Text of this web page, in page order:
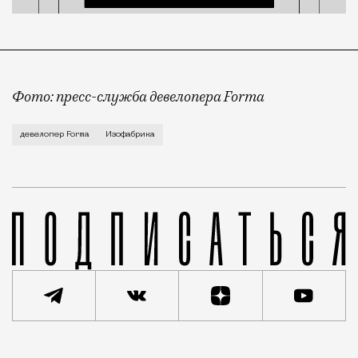
Фото: пресс-служба девелопера Forma
Корпус скульптуры и лепки Изофабрики на
девелопер Forma Изофабрика